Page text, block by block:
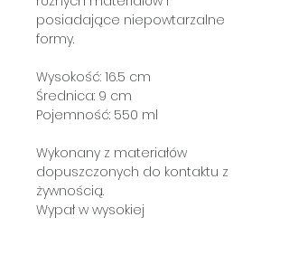
posiadające niepowtarzalne
formy.
Wysokość: 16.5 cm
Średnica: 9 cm
Pojemność: 550 ml
Wykonany z materiałów
dopuszczonych do kontaktu z
żywnością.
Wypał w wysokiej